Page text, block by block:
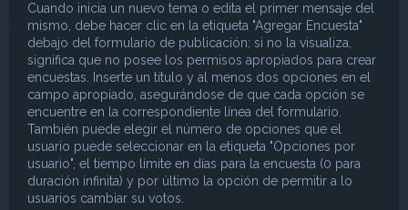
Cuando inicia un nuevo tema o edita el primer mensaje del
mismo, debe hacer clic en la etiqueta "Agregar Encuesta"
debajo del formulario de publicación; si no la visualiza,
significa que no posee los permisos apropiados para crear
encuestas. Inserte un título y al menos dos opciones en el
campo apropiado, asegurándose de que cada opción se
encuentre en la correspondiente línea del formulario.
También puede elegir el número de opciones que el
usuario puede seleccionar en la etiqueta "Opciones por
usuario", el tiempo límite en días para la encuesta (0 para
duración infinita) y por último la opción de permitir a lo
usuarios cambiar su votos.